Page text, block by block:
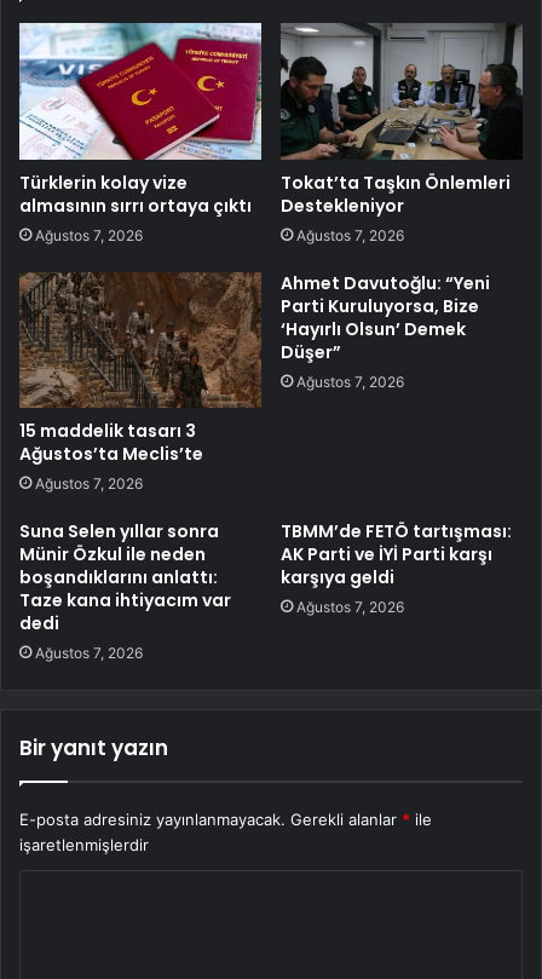
Türklerin kolay vize
almasının sırrı ortaya çıktı
Ağustos 7, 2026
Tokat’ta Taşkın Önlemleri
Destekleniyor
Ağustos 7, 2026
15 maddelik tasarı 3
Ağustos’ta Meclis’te
Ağustos 7, 2026
Ahmet Davutoğlu: “Yeni
Parti Kuruluyorsa, Bize
‘Hayırlı Olsun’ Demek
Düşer”
Ağustos 7, 2026
Suna Selen yıllar sonra
Münir Özkul ile neden
boşandıklarını anlattı:
Taze kana ihtiyacım var
dedi
Ağustos 7, 2026
TBMM’de FETÖ tartışması:
AK Parti ve İYİ Parti karşı
karşıya geldi
Ağustos 7, 2026
Bir yanıt yazın
E-posta adresiniz yayınlanmayacak. Gerekli alanlar * ile
işaretlenmişlerdir